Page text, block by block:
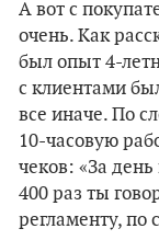
А вот с
очень. Как
был опыт 4-
с клиентами
все иначе. По
10-часовую
чеков: «За день
400 раз ты
регламенту, по